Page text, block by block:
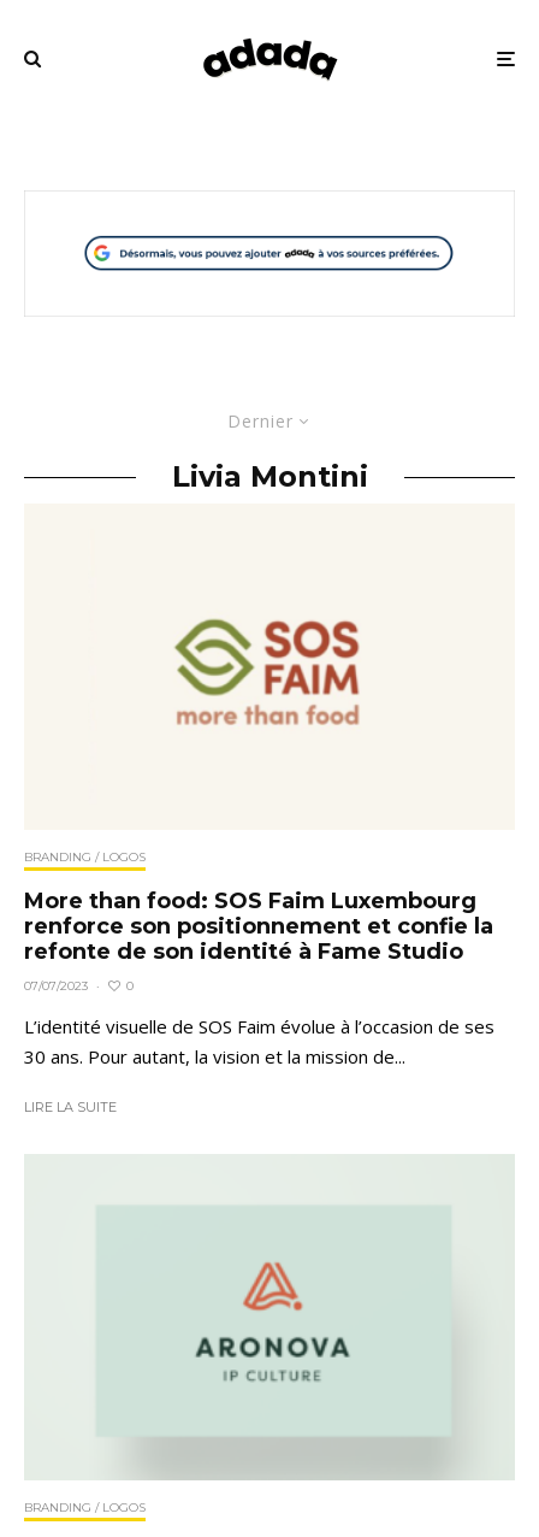
Dernier
Livia Montini
BRANDING / LOGOS
More than food: SOS Faim Luxembourg
renforce son positionnement et confie la
refonte de son identité à Fame Studio
07/07/2023 · 0
L’identité visuelle de SOS Faim évolue à l’occasion de ses
30 ans. Pour autant, la vision et la mission de...
LIRE LA SUITE
BRANDING / LOGOS